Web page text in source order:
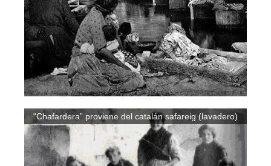
“Chafardera” proviene del catalán safareig (lavadero)